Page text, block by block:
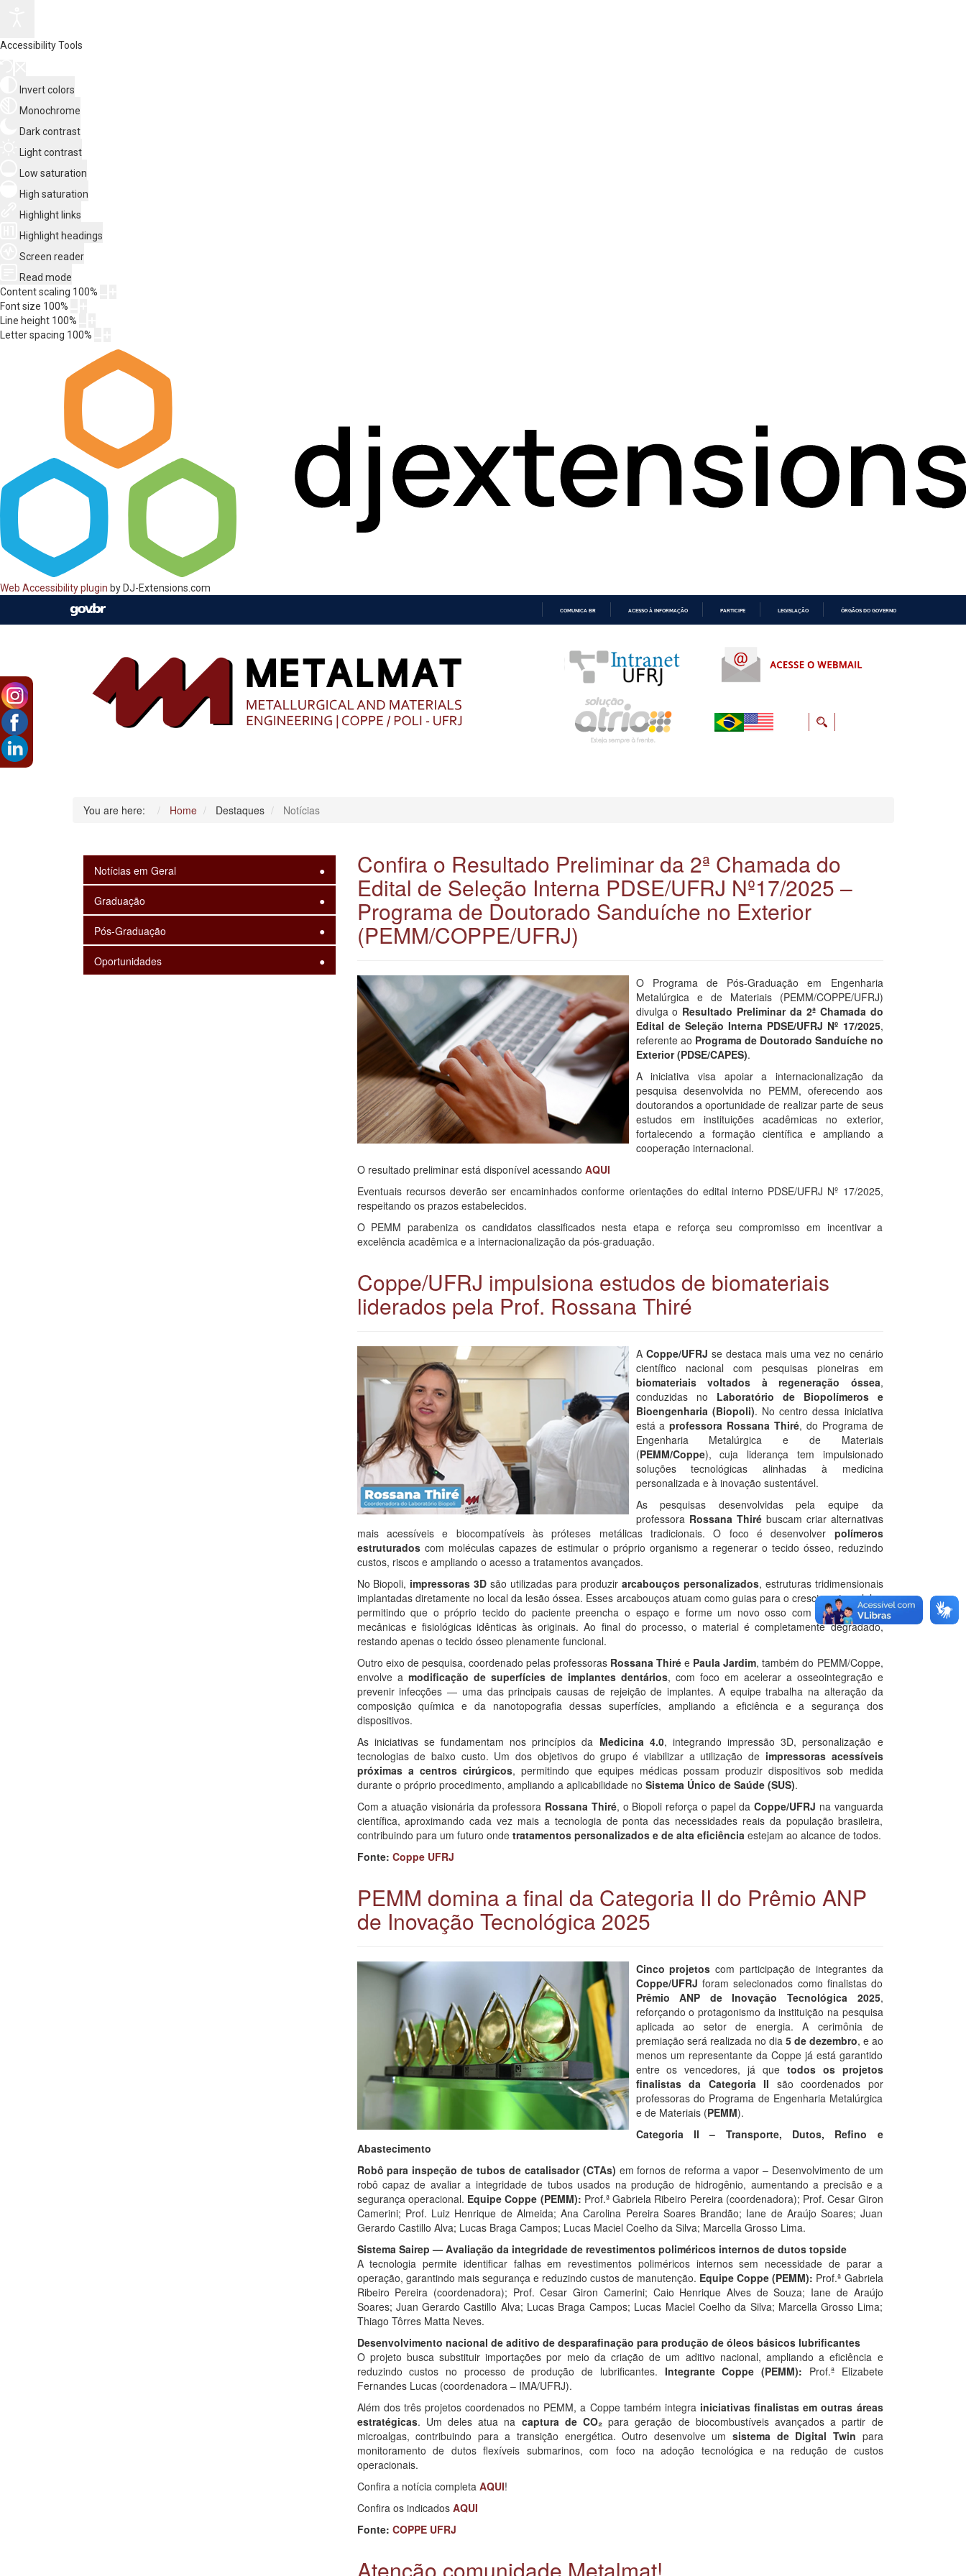
Accessibility Tools
Invert colors
Monochrome
Dark contrast
Light contrast
Low saturation
High saturation
Highlight links
Highlight headings
Screen reader
Read mode
Content scaling 100%
Font size 100%
Line height 100%
Letter spacing 100%
Web Accessibility plugin by DJ-Extensions.com
COMUNICA BR ACESSO À INFORMAÇÃO PARTICIPE LEGISLAÇÃO ÓRGÃOS DO GOVERNO
You are here: Home Destaques Notícias
Notícias em Geral
Graduação
Pós-Graduação
Oportunidades
Confira o Resultado Preliminar da 2ª Chamada do
Edital de Seleção Interna PDSE/UFRJ Nº17/2025 –
Programa de Doutorado Sanduíche no Exterior
(PEMM/COPPE/UFRJ)
O Programa de Pós-Graduação em Engenharia
Metalúrgica e de Materiais (PEMM/COPPE/UFRJ)
divulga o Resultado Preliminar da 2ª Chamada do
Edital de Seleção Interna PDSE/UFRJ Nº 17/2025,
referente ao Programa de Doutorado Sanduíche no
Exterior (PDSE/CAPES).
A iniciativa visa apoiar a internacionalização da
pesquisa desenvolvida no PEMM, oferecendo aos
doutorandos a oportunidade de realizar parte de seus
estudos em instituições acadêmicas no exterior,
fortalecendo a formação científica e ampliando a
cooperação internacional.
O resultado preliminar está disponível acessando AQUI
Eventuais recursos deverão ser encaminhados conforme orientações do edital interno PDSE/UFRJ Nº 17/2025,
respeitando os prazos estabelecidos.
O PEMM parabeniza os candidatos classificados nesta etapa e reforça seu compromisso em incentivar a
excelência acadêmica e a internacionalização da pós-graduação.
Coppe/UFRJ impulsiona estudos de biomateriais
liderados pela Prof. Rossana Thiré
A Coppe/UFRJ se destaca mais uma vez no cenário
científico nacional com pesquisas pioneiras em
biomateriais voltados à regeneração óssea,
conduzidas no Laboratório de Biopolímeros e
Bioengenharia (Biopoli). No centro dessa iniciativa
está aprofessora Rossana Thiré, do Programa de
Engenharia Metalúrgica e de Materiais
(PEMM/Coppe), cuja liderança tem impulsionado
soluções tecnológicas alinhadas à medicina
personalizada e à inovação sustentável.
As pesquisas desenvolvidas pela equipe da
professora Rossana Thirébuscam criar alternativas
mais acessíveis e biocompatíveis às próteses metálicas tradicionais. O foco é desenvolver polímeros
estruturadoscom moléculas capazes de estimular o próprio organismo a regenerar o tecido ósseo, reduzindo
custos, riscos e ampliando o acesso a tratamentos avançados.
No Biopoli, impressoras 3D são utilizadas para produzir arcabouços personalizados, estruturas tridimensionais
implantadas diretamente no local da lesão óssea. Esses arcabouços atuam como guias para o crescimento celular,
permitindo que o próprio tecido do paciente preencha o espaço e forme um novo osso com características
mecânicas e fisiológicas idênticas às originais. Ao final do processo, o material é completamente degradado,
restando apenas o tecido ósseo plenamente funcional.
Outro eixo de pesquisa, coordenado pelas professoras Rossana Thiré e Paula Jardim, também do PEMM/Coppe,
envolve a modificação de superfícies de implantes dentários, com foco em acelerar a osseointegração e
prevenir infecções — uma das principais causas de rejeição de implantes. A equipe trabalha na alteração da
composição química e da nanotopografia dessas superfícies, ampliando a eficiência e a segurança dos
dispositivos.
As iniciativas se fundamentam nos princípios da Medicina 4.0, integrando impressão 3D, personalização e
tecnologias de baixo custo. Um dos objetivos do grupo é viabilizar a utilização de impressoras acessíveis
próximas a centros cirúrgicos, permitindo que equipes médicas possam produzir dispositivos sob medida
durante o próprio procedimento, ampliando a aplicabilidade no Sistema Único de Saúde (SUS).
Com a atuação visionária da professora Rossana Thiré, o Biopoli reforça o papel da Coppe/UFRJ na vanguarda
científica, aproximando cada vez mais a tecnologia de ponta das necessidades reais da população brasileira,
contribuindo para um futuro onde tratamentos personalizados e de alta eficiência estejam ao alcance de todos.
Fonte: Coppe UFRJ
PEMM domina a final da Categoria II do Prêmio ANP
de Inovação Tecnológica 2025
Cinco projetos com participação de integrantes da
Coppe/UFRJ foram selecionados como finalistas do
Prêmio ANP de Inovação Tecnológica 2025,
reforçando o protagonismo da instituição na pesquisa
aplicada ao setor de energia. A cerimônia de
premiação será realizada no dia 5 de dezembro, e ao
menos um representante da Coppe já está garantido
entre os vencedores, já que todos os projetos
finalistas da Categoria II são coordenados por
professoras do Programa de Engenharia Metalúrgica
e de Materiais (PEMM).
Categoria II – Transporte, Dutos, Refino e
Abastecimento
Robô para inspeção de tubos de catalisador (CTAs) em fornos de reforma a vapor – Desenvolvimento de um
robô capaz de avaliar a integridade de tubos usados na produção de hidrogênio, aumentando a precisão e a
segurança operacional. Equipe Coppe (PEMM): Prof.ª Gabriela Ribeiro Pereira (coordenadora); Prof. Cesar Giron
Camerini; Prof. Luiz Henrique de Almeida; Ana Carolina Pereira Soares Brandão; Iane de Araújo Soares; Juan
Gerardo Castillo Alva; Lucas Braga Campos; Lucas Maciel Coelho da Silva; Marcella Grosso Lima.
Sistema Sairep — Avaliação da integridade de revestimentos poliméricos internos de dutos topside
A tecnologia permite identificar falhas em revestimentos poliméricos internos sem necessidade de parar a
operação, garantindo mais segurança e reduzindo custos de manutenção. Equipe Coppe (PEMM): Prof.ª Gabriela
Ribeiro Pereira (coordenadora); Prof. Cesar Giron Camerini; Caio Henrique Alves de Souza; Iane de Araújo
Soares; Juan Gerardo Castillo Alva; Lucas Braga Campos; Lucas Maciel Coelho da Silva; Marcella Grosso Lima;
Thiago Tôrres Matta Neves.
Desenvolvimento nacional de aditivo de desparafinação para produção de óleos básicos lubrificantes
O projeto busca substituir importações por meio da criação de um aditivo nacional, ampliando a eficiência e
reduzindo custos no processo de produção de lubrificantes. Integrante Coppe (PEMM): Prof.ª Elizabete
Fernandes Lucas (coordenadora – IMA/UFRJ).
Além dos três projetos coordenados no PEMM, a Coppe também integra iniciativas finalistas em outras áreas
estratégicas. Um deles atua na captura de CO₂para geração de biocombustíveis avançados a partir de
microalgas, contribuindo para a transição energética. Outro desenvolve umsistema de Digital Twin para
monitoramento de dutos flexíveis submarinos, com foco na adoção tecnológica e na redução de custos
operacionais.
Confira a notícia completa AQUI!
Confira os indicados AQUI
Fonte: COPPE UFRJ
Atenção comunidade Metalmat!